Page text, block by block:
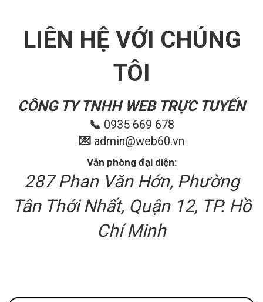
LIÊN HỆ VỚI CHÚNG
TÔI
CÔNG TY TNHH WEB TRỰC TUYẾN
📞 0935 669 678
💌 admin@web60.vn
Văn phòng đại diện:
287 Phan Văn Hớn, Phường
Tân Thới Nhất, Quận 12, TP. Hồ
Chí Minh